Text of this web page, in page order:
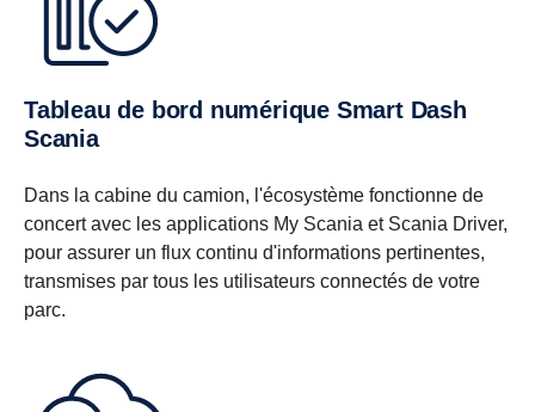
Tableau de bord numérique Smart Dash
Scania
Dans la cabine du camion, l'écosystème fonctionne de
concert avec les applications My Scania et Scania Driver,
pour assurer un flux continu d'informations pertinentes,
transmises par tous les utilisateurs connectés de votre
parc.